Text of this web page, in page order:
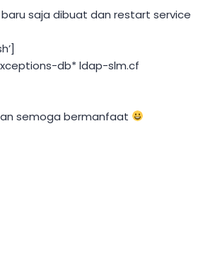
saja dibuat dan restart service
db* ldap-slm.cf
semoga bermanfaat